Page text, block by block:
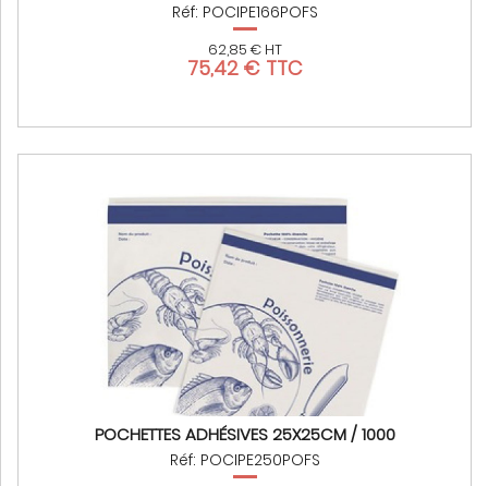
Réf: POCIPE166POFS
62,85 € HT
75,42 € TTC
POCHETTES ADHÉSIVES 25X25CM / 1000
Réf: POCIPE250POFS